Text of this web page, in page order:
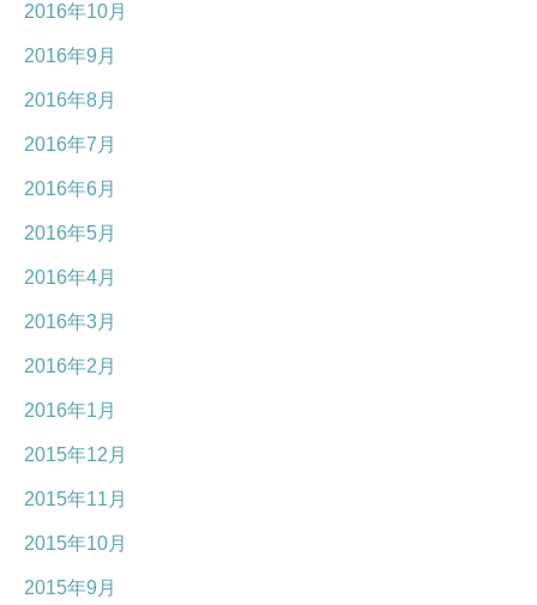
2016年10月
2016年9月
2016年8月
2016年7月
2016年6月
2016年5月
2016年4月
2016年3月
2016年2月
2016年1月
2015年12月
2015年11月
2015年10月
2015年9月